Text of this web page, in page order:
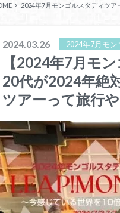
2024年7月モンゴルスタディツア
2024.03.26 2024年7月モ
【2024年7月モ
20代が2024年絶
ツアーって旅行